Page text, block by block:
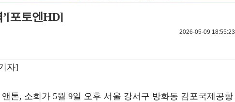
포토엔HD]
2026-05-09 18:55:23
자]
톤, 소희가 5월 9일 오후 서울 강서구 방화동 김포국제공항